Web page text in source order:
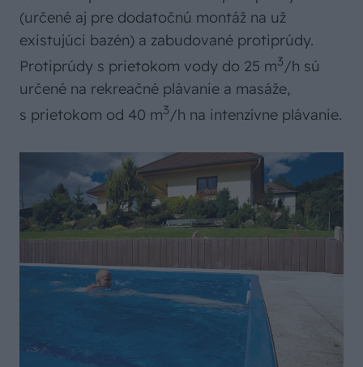
(určené aj pre dodatočnú montáž na už
existujúci bazén) a zabudované protiprúdy.
Protiprúdy s prietokom vody do 25 m3/h sú
určené na rekreačné plávanie a masáže,
s prietokom od 40 m3/h na intenzívne plávanie.